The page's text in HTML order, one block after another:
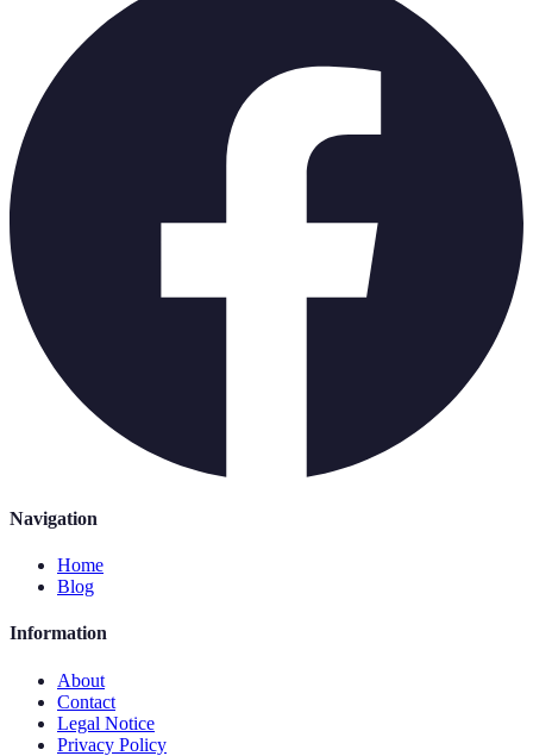
Navigation
Home
Blog
Information
About
Contact
Legal Notice
Privacy Policy